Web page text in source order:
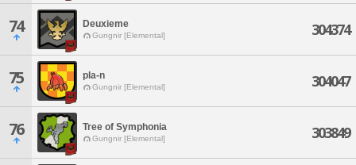
74 Deuxieme
Gungnir [Elemental] 304374
75 pla-n
Gungnir [Elemental] 304047
76 Tree of Symphonia
Gungnir [Elemental] 303849